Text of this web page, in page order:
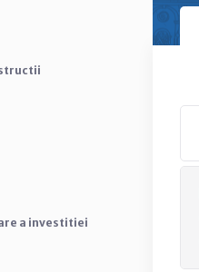
a investitiei